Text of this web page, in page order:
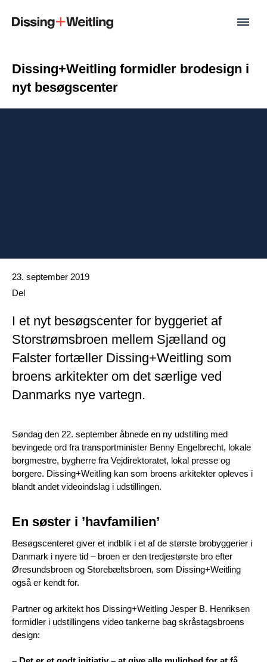
Dissing+Weitling formidler brodesign i
nyt besøgscenter
Date published
23. september 2019
I et nyt besøgscenter for byggeriet af
Storstrømsbroen mellem Sjælland og
Falster fortæller Dissing+Weitling som
broens arkitekter om det særlige ved
Danmarks nye vartegn.
Del
Søndag den 22. september åbnede en ny udstilling med
bevingede ord fra transportminister Benny Engelbrecht, lokale
borgmestre, bygherre fra Vejdirektoratet, lokal presse og
borgere. Dissing+Weitling kan som broens arkitekter opleves i
blandt andet videoindslag i udstillingen.
En søster i ’havfamilien’
Besøgscenteret giver et indblik i et af de største brobyggerier i
Danmark i nyere tid – broen er den tredjestørste bro efter
Øresundsbroen og Storebæltsbroen, som Dissing+Weitling
også er kendt for.
Partner og arkitekt hos Dissing+Weitling Jesper B. Henriksen
formidler i udstillingens video tankerne bag skråstagsbroens
design: